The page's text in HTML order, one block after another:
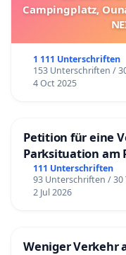
Campingplatz,
1 111 Unterschriften
153 Unterschriften /
4 Oct 2025
Petition für eine
Parksituation am
111 Unterschriften
93 Unterschriften / 30
2 Jul 2026
Weniger Verkehr